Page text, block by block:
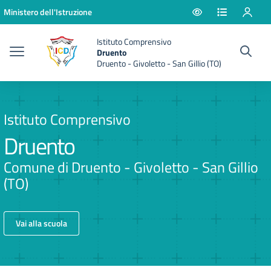
Vai ai contenuti
Vai al menu di navigazione
Vai al footer
Ministero dell'Istruzione
Istituto Comprensivo
Druento
Druento - Givoletto - San Gillio (TO)
Istituto Comprensivo
Druento
Comune di Druento - Givoletto - San Gillio
(TO)
Vai alla scuola